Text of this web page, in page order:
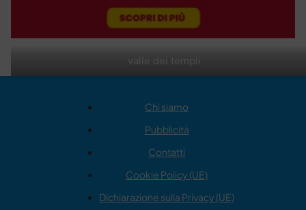
valle dei templi
Chi siamo
Pubblicità
Contatti
Cookie Policy (UE)
Dichiarazione sulla Privacy (UE)